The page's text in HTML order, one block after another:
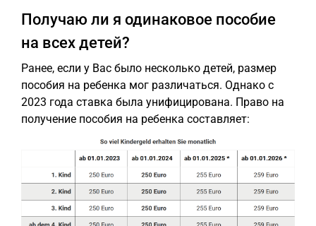
Получаю ли я одинаковое пособие
на всех детей?
Ранее, если у Вас было несколько детей, размер
пособия на ребенка мог различаться. Однако с
2023 года ставка была унифицирована. Право на
получение пособия на ребенка составляет: